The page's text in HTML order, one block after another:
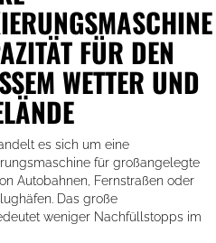
FÜR DEN
WETTER UND
es sich um eine
für großangelegte
Autobahnen, Fernstraßen oder
Das große
weniger Nachfüllstopps im